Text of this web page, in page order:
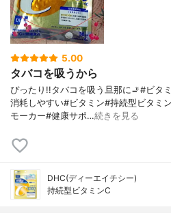
5.00
タバコを吸うから
ぴったり!!タバコを吸う旦那に🚬#ビタ
消耗しやすい#ビタミン#持続型ビタミ
モーカー#健康サポ…続きを見る
DHC(ディーエイチシー)
持続型ビタミンC